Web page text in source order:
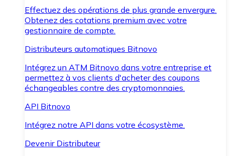
Effectuez des opérations de plus grande envergure.
Obtenez des cotations premium avec votre
gestionnaire de compte.
Distributeurs automatiques Bitnovo
Intégrez un ATM Bitnovo dans votre entreprise et
permettez à vos clients d'acheter des coupons
échangeables contre des cryptomonnaies.
API Bitnovo
Intégrez notre API dans votre écosystème.
Devenir Distributeur